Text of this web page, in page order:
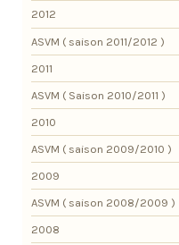
2012
ASVM ( saison 2011/2012 )
2011
ASVM ( Saison 2010/2011 )
2010
ASVM ( saison 2009/2010 )
2009
ASVM ( saison 2008/2009 )
2008